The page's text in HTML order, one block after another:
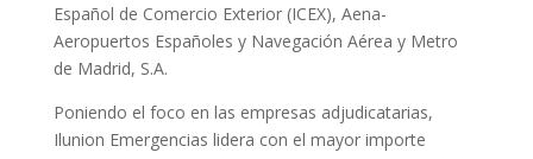
Español de Comercio Exterior (ICEX), Aena-
Aeropuertos Españoles y Navegación Aérea y Metro
de Madrid, S.A.
Poniendo el foco en las empresas adjudicatarias,
Ilunion Emergencias lidera con el mayor importe